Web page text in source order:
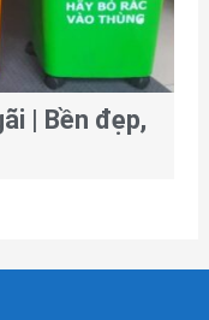
| Bền đẹp,